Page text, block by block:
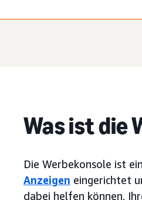
Was ist die
Die Werbekonsole ist
Anzeigen eingerichtet
dabei helfen können,